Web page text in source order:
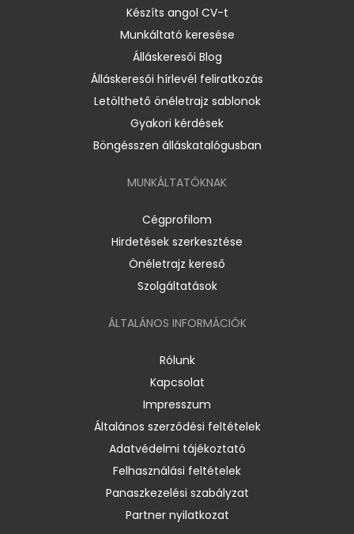
Készíts angol CV-t
Munkáltató keresése
Álláskeresői Blog
Álláskeresői hírlevél feliratkozás
Letölthető önéletrajz sablonok
Gyakori kérdések
Böngésszen álláskatalógusban
MUNKÁLTATÓKNAK
Cégprofilom
Hirdetések szerkesztése
Önéletrajz kereső
Szolgáltatások
ÁLTALÁNOS INFORMÁCIÓK
Rólunk
Kapcsolat
Impresszum
Általános szerződési feltételek
Adatvédelmi tájékoztató
Felhasználási feltételek
Panaszkezelési szabályzat
Partner nyilatkozat